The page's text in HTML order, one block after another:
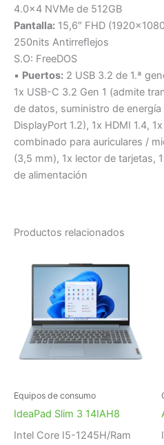
4.0×4 NVMe de 512GB
Pantalla: 15,6″ FHD
250nits Antirreﬂejos
S.O: FreeDOS
▪ Puertos: 2 USB 3.2 de 1.ª
1x USB-C 3.2 Gen 1 (admite
de datos, suministro de energía
DisplayPort 1.2), 1x HDMI 1.4,
combinado para auriculares /
(3,5 mm), 1x lector de tarjetas,
de alimentación
Productos relacionados
Equipos de consumo
IdeaPad Slim 3 14IAH8
Intel Core I5-1245H/Ram